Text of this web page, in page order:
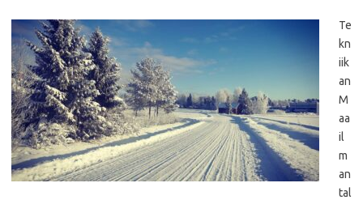
Te
kn
iik
an
M
aa
il
m
an
tal